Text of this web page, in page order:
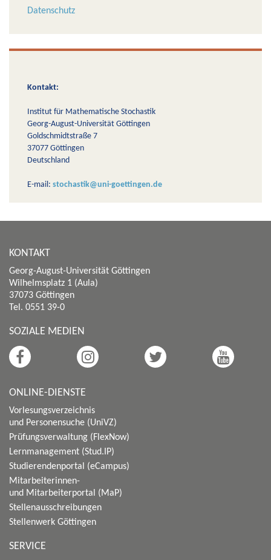
Datenschutz
Kontakt:
Institut für Mathematische Stochastik
Georg-August-Universität Göttingen
Goldschmidtstraße 7
37077 Göttingen
Deutschland
E-mail: stochastik@uni-goettingen.de
KONTAKT
Georg-August-Universität Göttingen
Wilhelmsplatz 1 (Aula)
37073 Göttingen
Tel. 0551 39-0
SOZIALE MEDIEN
ONLINE-DIENSTE
Vorlesungsverzeichnis
und Personensuche (UniVZ)
Prüfungsverwaltung (FlexNow)
Lernmanagement (Stud.IP)
Studierendenportal (eCampus)
Mitarbeiterinnen-
und Mitarbeiterportal (MaP)
Stellenausschreibungen
Stellenwerk Göttingen
SERVICE